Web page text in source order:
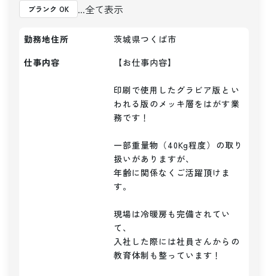
ブランク OK ...全て表示
勤務地住所
茨城県つくば市
仕事内容
【お仕事内容】
印刷で使用したグラビア版とい
われる版のメッキ層をはがす業
務です！
一部重量物（40Kg程度）の取り
扱いがありますが、
年齢に関係なくご活躍頂けま
す。
現場は冷暖房も完備されてい
て、
入社した際には社員さんからの
教育体制も整っています！